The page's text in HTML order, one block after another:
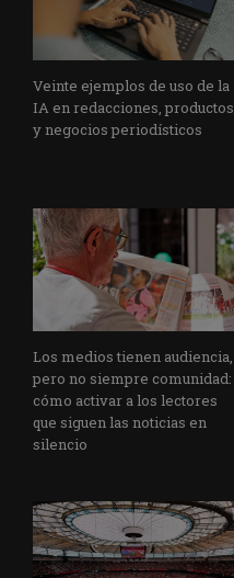
Veinte ejemplos de uso de la
IA en redacciones, productos
y negocios periodísticos
Los medios tienen audiencia,
pero no siempre comunidad:
cómo activar a los lectores
que siguen las noticias en
silencio